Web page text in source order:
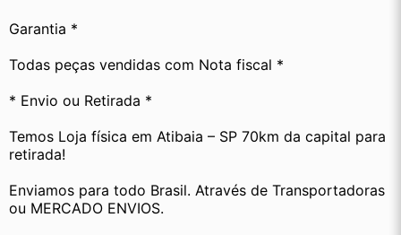
Garantia *
Todas peças vendidas com Nota fiscal *
* Envio ou Retirada *
Temos Loja física em Atibaia – SP 70km da capital para
retirada!
Enviamos para todo Brasil. Através de Transportadoras
ou MERCADO ENVIOS.